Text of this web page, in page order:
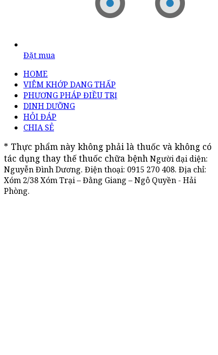
Đặt mua
HOME
VIÊM KHỚP DẠNG THẤP
PHƯƠNG PHÁP ĐIỀU TRỊ
DINH DƯỠNG
HỎI ĐÁP
CHIA SẺ
* Thực phẩm này không phải là thuốc và không có
tác dụng thay thế thuốc chữa bệnh Người đại diện:
Nguyễn Đình Dương. Điện thoại: 0915 270 408. Địa chỉ:
Xóm 2/38 Xóm Trại – Đằng Giang – Ngô Quyền - Hải
Phòng.